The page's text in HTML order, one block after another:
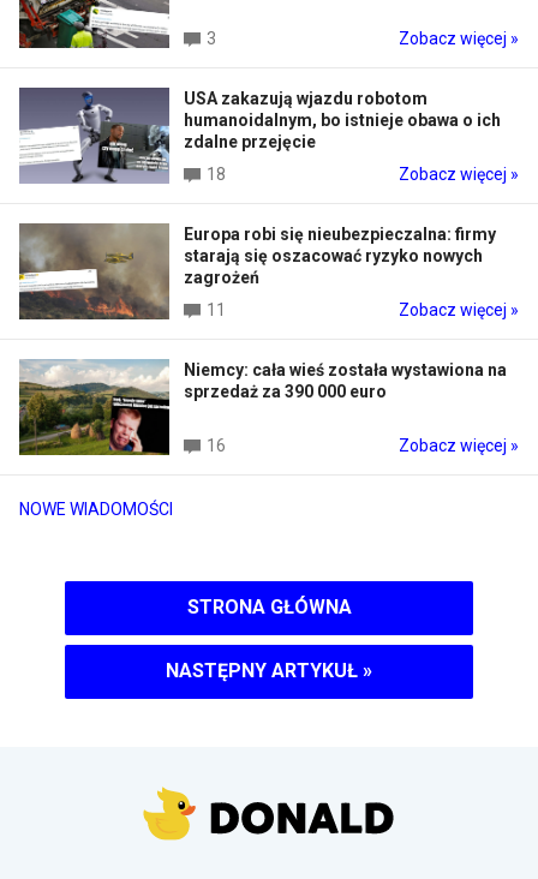
NOWE WIADOMOŚCI
3 Zobacz więcej »
USA zakazują wjazdu robotom
humanoidalnym, bo istnieje obawa o ich
zdalne przejęcie
18
Zobacz więcej »
Europa robi się nieubezpieczalna: firmy
starają się oszacować ryzyko nowych
zagrożeń
11
Zobacz więcej »
Niemcy: cała wieś została wystawiona na
sprzedaż za 390 000 euro
16 Zobacz więcej »
STRONA GŁÓWNA
NASTĘPNY ARTYKUŁ »